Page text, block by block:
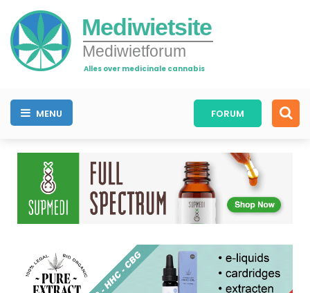
Mediwietsite
Mediwietforum
Alles over medicinale cannabis
MENU FORUM